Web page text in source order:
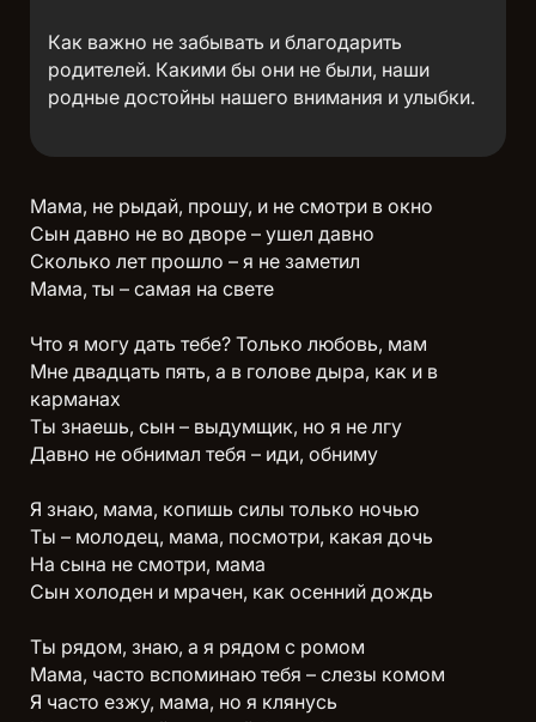
Как важно не забывать и благодарить
родителей. Какими бы они не были, наши
родные достойны нашего внимания и улыбки.
Мама, не рыдай, прошу, и не смотри в окно
Сын давно не во дворе – ушел давно
Сколько лет прошло – я не заметил
Мама, ты – самая на свете
Что я могу дать тебе? Только любовь, мам
Мне двадцать пять, а в голове дыра, как и в
карманах
Ты знаешь, сын – выдумщик, но я не лгу
Давно не обнимал тебя – иди, обниму
Я знаю, мама, копишь силы только ночью
Ты – молодец, мама, посмотри, какая дочь
На сына не смотри, мама
Сын холоден и мрачен, как осенний дождь
Ты рядом, знаю, а я рядом с ромом
Мама, часто вспоминаю тебя – слезы комом
Я часто езжу, мама, но я клянусь